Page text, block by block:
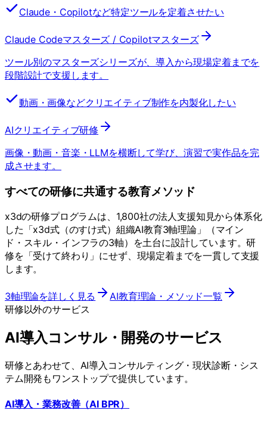
Claude・Copilotなど特定ツールを定着させたい
Claude Codeマスターズ / Copilotマスターズ
ツール別のマスターズシリーズが、導入から現場定着までを
段階設計で支援します。
動画・画像などクリエイティブ制作を内製化したい
AIクリエイティブ研修
画像・動画・音楽・LLMを横断して学び、演習で実作品を完
成させます。
すべての研修に共通する教育メソッド
x3dの研修プログラムは、 1,800社の法人支援知見から体系化
した「x3d式（のすけ式）組織AI教育3軸理論」（マイン
ド・スキル・インフラの3軸）を土台に設計しています。研
修を「受けて終わり」にせず、現場定着までを一貫して支援
します。
3軸理論を詳しく見る
AI教育理論・メソッド一覧
研修以外のサービス
AI導入コンサル・開発のサービス
研修とあわせて、AI導入コンサルティング・現状診断・シス
テム開発もワンストップで提供しています。
AI導入・業務改善（AI BPR）